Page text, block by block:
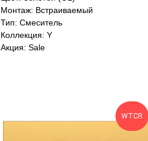
Монтаж: Встраиваемый
Тип: Смеситель
Коллекция: Y
Акция: Sale
WTCR